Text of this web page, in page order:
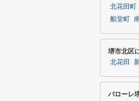
北花田町
船堂町
堺市北区
北花田
バローレ